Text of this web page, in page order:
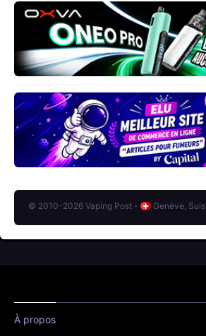
© 2010-2026 Vaping Post - Genève,
À propos